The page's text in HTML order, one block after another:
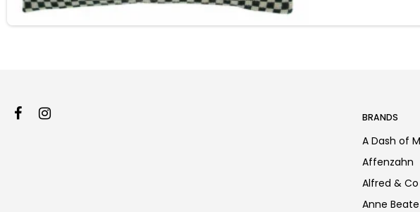
BRANDS
A Dash of
Affenzahn
Alfred & Co
Anne